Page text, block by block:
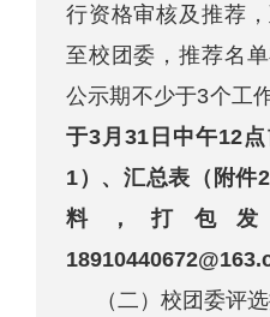
行资格审核及推荐
至校团委，推荐名
公示期不少于3个工作
于3月31日中午12
1）、汇总表（附件
料，打包
18910440672
（二）校团委评